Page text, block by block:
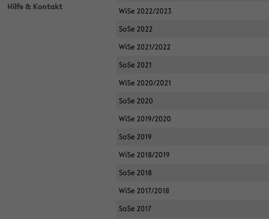
Hilfe & Kontakt
WiSe 2022/2023
SoSe 2022
WiSe 2021/2022
SoSe 2021
WiSe 2020/2021
SoSe 2020
WiSe 2019/2020
SoSe 2019
WiSe 2018/2019
SoSe 2018
WiSe 2017/2018
SoSe 2017